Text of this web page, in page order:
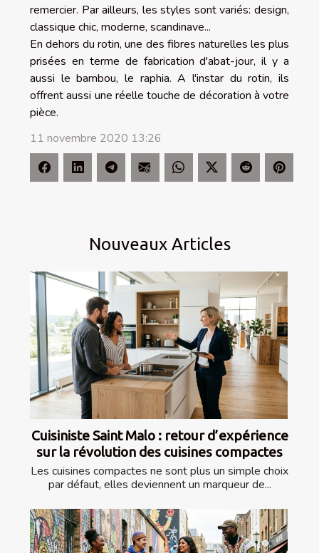
remercier. Par ailleurs, les styles sont variés: design,
classique chic, moderne, scandinave...
En dehors du rotin, une des fibres naturelles les plus
prisées en terme de fabrication d'abat-jour, il y a
aussi le bambou, le raphia. A l'instar du rotin, ils
offrent aussi une réelle touche de décoration à votre
pièce.
11 novembre 2020 13:26
Nouveaux Articles
Cuisiniste Saint Malo : retour d’expérience
sur la révolution des cuisines compactes
Les cuisines compactes ne sont plus un simple choix
par défaut, elles deviennent un marqueur de...